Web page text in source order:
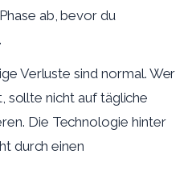
ab, bevor du
Verluste sind normal. Wer
sollte nicht auf tägliche
Die Technologie hinter
durch einen